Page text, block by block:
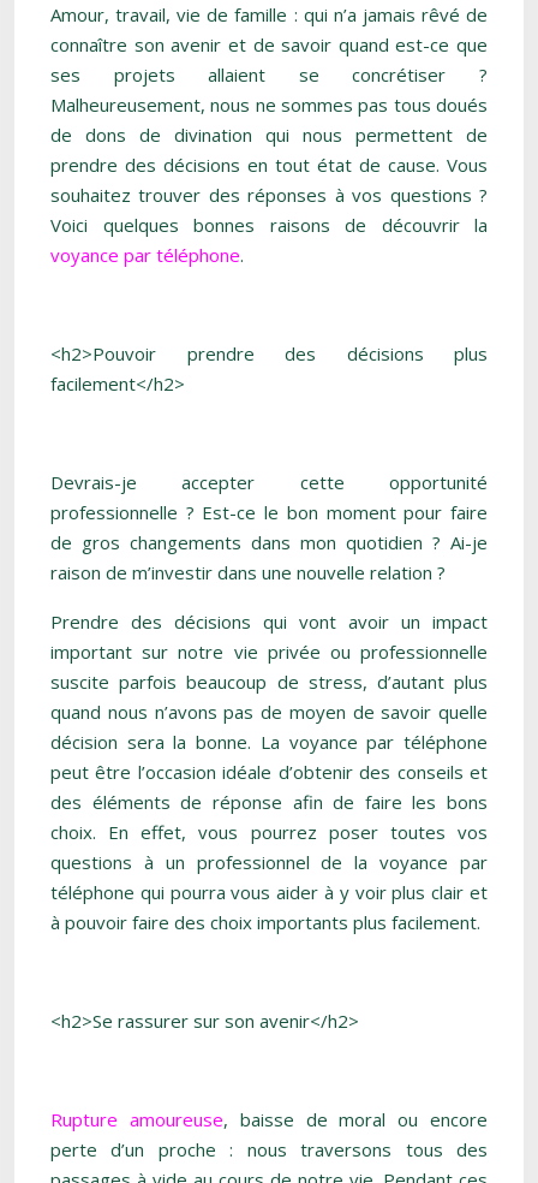
Amour, travail, vie de famille : qui n’a jamais rêvé de
connaître son avenir et de savoir quand est-ce que
ses projets allaient se concrétiser ?
Malheureusement, nous ne sommes pas tous doués
de dons de divination qui nous permettent de
prendre des décisions en tout état de cause. Vous
souhaitez trouver des réponses à vos questions ?
Voici quelques bonnes raisons de découvrir la
voyance par téléphone.
<h2>Pouvoir prendre des décisions plus
facilement</h2>
Devrais-je accepter cette opportunité
professionnelle ? Est-ce le bon moment pour faire
de gros changements dans mon quotidien ? Ai-je
raison de m’investir dans une nouvelle relation ?
Prendre des décisions qui vont avoir un impact
important sur notre vie privée ou professionnelle
suscite parfois beaucoup de stress, d’autant plus
quand nous n’avons pas de moyen de savoir quelle
décision sera la bonne. La voyance par téléphone
peut être l’occasion idéale d’obtenir des conseils et
des éléments de réponse afin de faire les bons
choix. En effet, vous pourrez poser toutes vos
questions à un professionnel de la voyance par
téléphone qui pourra vous aider à y voir plus clair et
à pouvoir faire des choix importants plus facilement.
<h2>Se rassurer sur son avenir</h2>
Rupture amoureuse, baisse de moral ou encore
perte d’un proche : nous traversons tous des